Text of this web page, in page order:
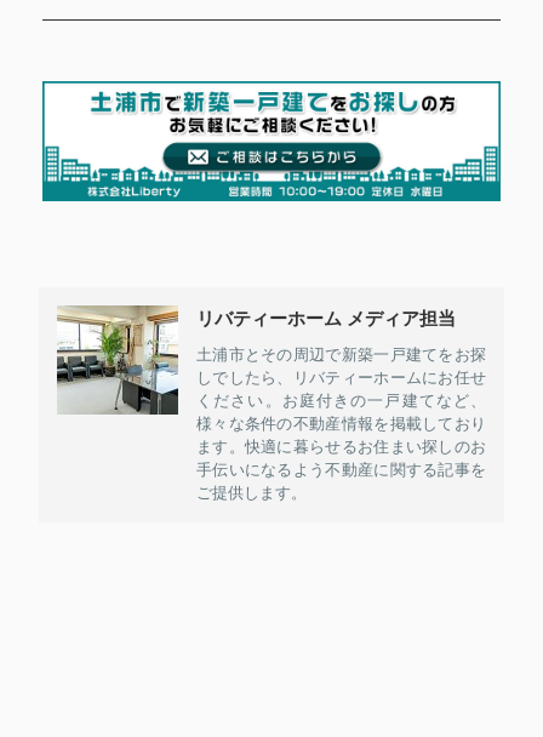
リバティーホーム メディア担当
土浦市とその周辺で新築一戸建てをお探
しでしたら、リバティーホームにお任せ
ください。お庭付きの一戸建てなど、
様々な条件の不動産情報を掲載しており
ます。快適に暮らせるお住まい探しのお
手伝いになるよう不動産に関する記事を
ご提供します。